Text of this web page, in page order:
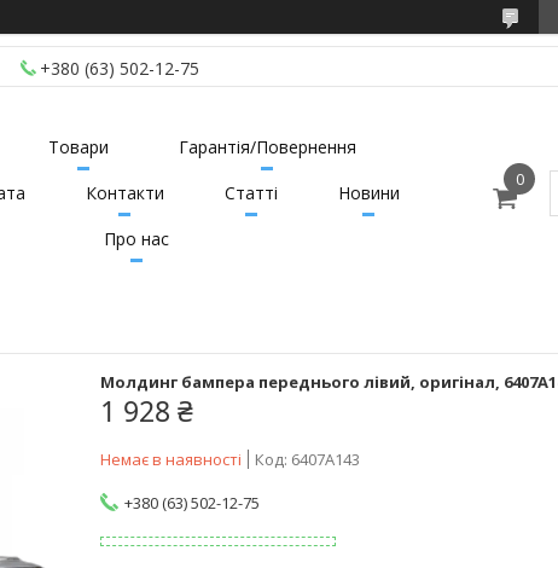
+380 (63) 502-12-75
Товари
Гарантія/Повернення
Контакти Статті
Новини
Про нас
Молдинг бампера переднього лівий, оригінал,
1 928 ₴
Немає в наявності Код: 6407A143
+380 (63) 502-12-75